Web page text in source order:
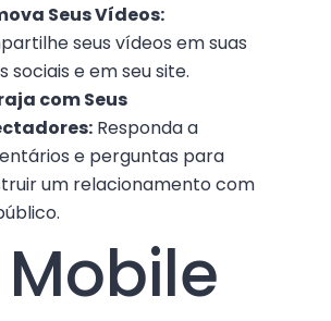
Seus Vídeos:
seus vídeos em suas
sociais e em seu site.
com Seus
Responda a
e perguntas para
um relacionamento com
Mobile